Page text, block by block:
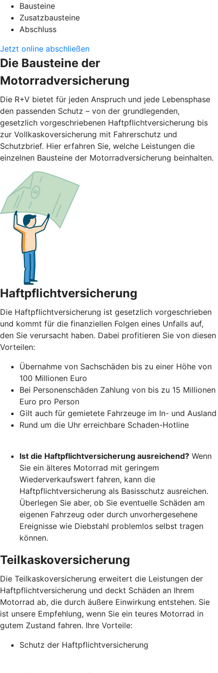
Bausteine
Zusatzbausteine
Abschluss
Jetzt online abschließen
Die Bausteine der
Motorradversicherung
Die R+V bietet für jeden Anspruch und jede Lebensphase
den passenden Schutz – von der grundlegenden,
gesetzlich vorgeschriebenen Haftpflichtversicherung bis
zur Vollkaskoversicherung mit Fahrerschutz und
Schutzbrief. Hier erfahren Sie, welche Leistungen die
einzelnen Bausteine der Motorradversicherung beinhalten.
Haftpflichtversicherung
Die Haftpflichtversicherung ist gesetzlich vorgeschrieben
und kommt für die finanziellen Folgen eines Unfalls auf,
den Sie verursacht haben. Dabei profitieren Sie von diesen
Vorteilen:
Übernahme von Sachschäden bis zu einer Höhe von
100 Millionen Euro
Bei Personenschäden Zahlung von bis zu 15 Millionen
Euro pro Person
Gilt auch für gemietete Fahrzeuge im In- und Ausland
Rund um die Uhr erreichbare Schaden-Hotline
Ist die Haftpflichtversicherung ausreichend? Wenn
Sie ein älteres Motorrad mit geringem
Wiederverkaufswert fahren, kann die
Haftpflichtversicherung als Basisschutz ausreichen.
Überlegen Sie aber, ob Sie eventuelle Schäden am
eigenen Fahrzeug oder durch unvorhergesehene
Ereignisse wie Diebstahl problemlos selbst tragen
können.
Teilkaskoversicherung
Die Teilkaskoversicherung erweitert die Leistungen der
Haftpflichtversicherung und deckt Schäden an Ihrem
Motorrad ab, die durch äußere Einwirkung entstehen. Sie
ist unsere Empfehlung, wenn Sie ein teures Motorrad in
gutem Zustand fahren. Ihre Vorteile:
Schutz der Haftpflichtversicherung